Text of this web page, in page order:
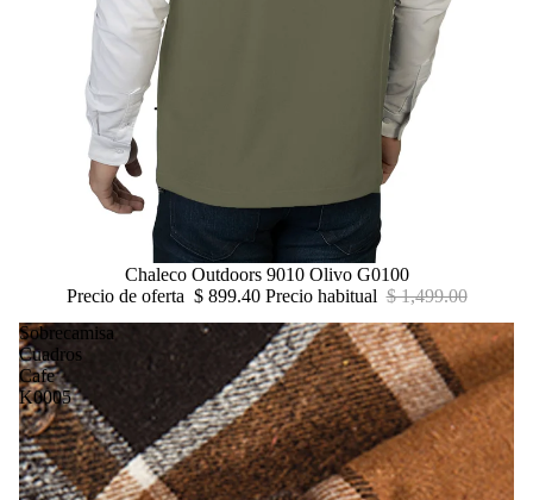
Chaleco Outdoors 9010 Olivo G0100
Precio de oferta $ 899.40 Precio habitual $ 1,499.00
Sobrecamisa
Cuadros
Cafe
K0005